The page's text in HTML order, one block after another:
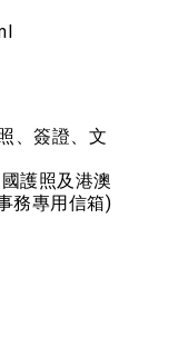
、簽證、文
護照及港澳
務專用信箱)